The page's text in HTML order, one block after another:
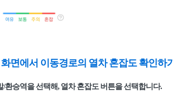
면에서 이동경로의 열차 혼잡도 확인하기
/환승역을 선택해, 열차 혼잡도 버튼을 선택합니다.